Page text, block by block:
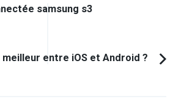
samsung s3
meilleur entre iOS et Android ?